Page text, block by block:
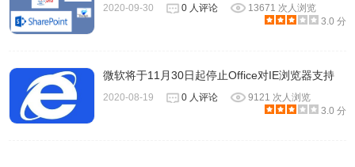
2020-09-30 0 人评论
13671 次人浏览
3.0 分
微软将于11月30日起停止Office对IE浏览器支持
2020-08-19 0 人评论
9121 次人浏览
3.0 分